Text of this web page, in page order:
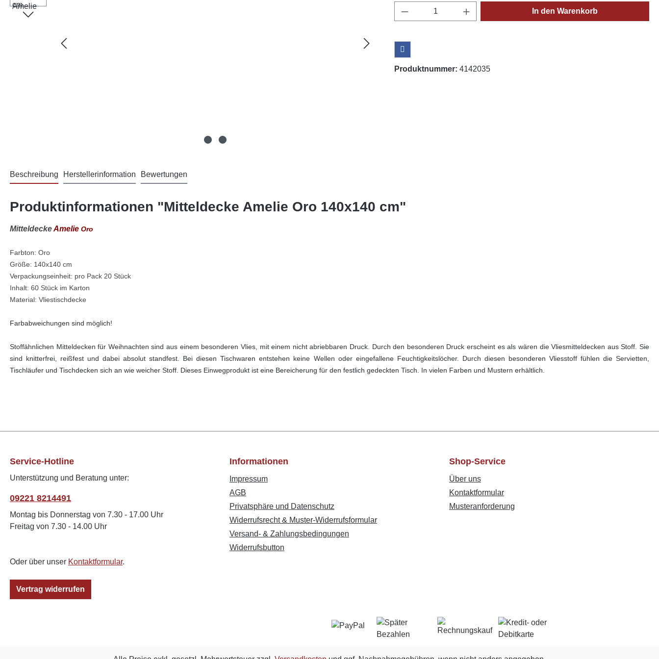
Produkt Anzahl: Gib den gewünschten Wert ein
In den Warenkorb
Produktnummer: 4142035
Beschreibung Herstellerinformation Bewertungen
Produktinformationen "Mitteldecke Amelie Oro 140x140 cm"
MitteldeckeAmelie Oro
Farbton: Oro
Größe: 140x140 cm
Verpackungseinheit: pro Pack 20 Stück
Inhalt: 60 Stück im Karton
Material: Vliestischdecke
Farbabweichungen sind möglich!
Stoffähnlichen Mitteldecken für Weihnachten sind aus einem besonderen Vlies, mit einem nicht abriebbaren Druck. Durch den besonderen Druck erscheint es als wären die Vliesmitteldecken aus Stoff. Sie
sind knitterfrei, reißfest und dabei absolut standfest. Bei diesen Tischwaren entstehen keine Wellen oder eingefallene Feuchtigkeitslöcher. Durch diesen besonderen Vliesstoff fühlen die Servietten,
Tischläufer und Tischdecken sich an wie weicher Stoff. Dieses Einwegprodukt ist eine Bereicherung für den festlich gedeckten Tisch. In vielen Farben und Mustern erhältlich.
Service-Hotline
Unterstützung und Beratung unter:
09221 8214491
Montag bis Donnerstag von 7.30 - 17.00 Uhr
Freitag von 7.30 - 14.00 Uhr
Oder über unser Kontaktformular.
Vertrag widerrufen
Informationen
Impressum
AGB
Privatsphäre und Datenschutz
Widerrufsrecht & Muster-Widerrufsformular
Versand- & Zahlungsbedingungen
Widerrufsbutton
Shop-Service
Über uns
Kontaktformular
Musteranforderung